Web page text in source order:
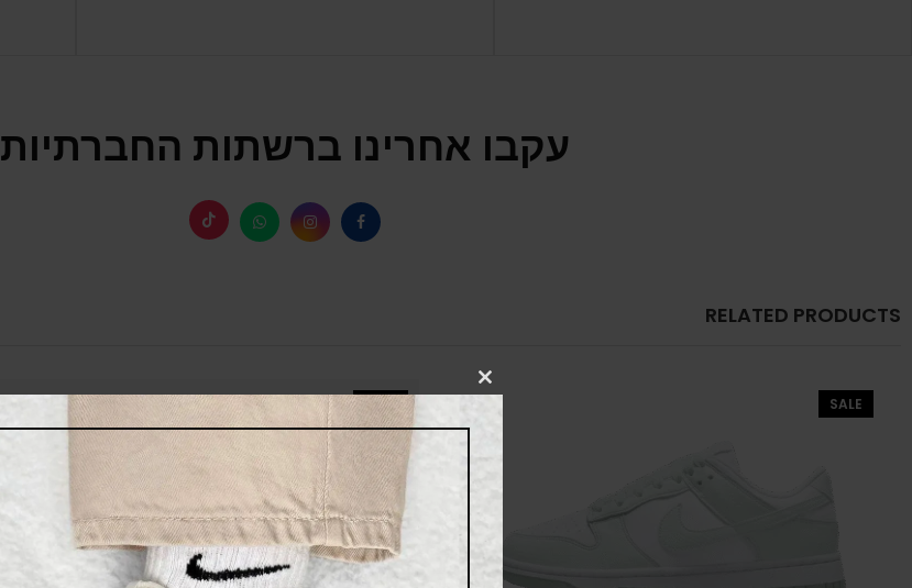
עקבו אחרינו ברשתות החברתיות
RELATED PRODUCTS
SALE
SALE
CLOSE
MODULE